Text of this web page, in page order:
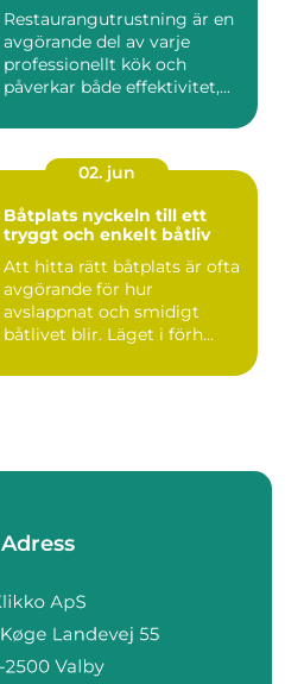
Restaurangutrustning är en
avgörande del av varje
professionellt kök och
påverkar både effektivitet,...
02. jun
Båtplats nyckeln till ett
tryggt och enkelt båtliv
Att hitta rätt båtplats är ofta
avgörande för hur
avslappnat och smidigt
båtlivet blir. Läget i förh...
Adress